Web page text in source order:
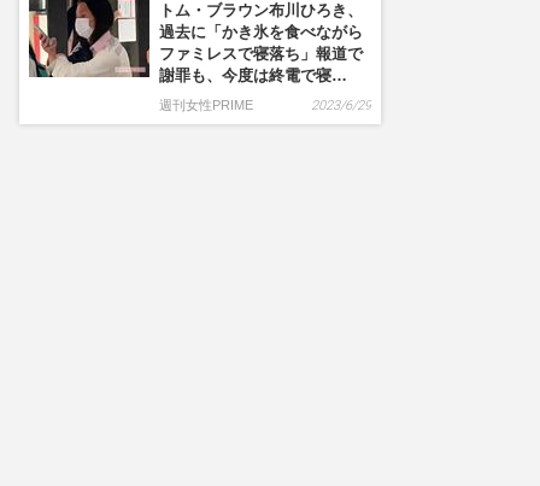
トム・ブラウン布川ひろき、
過去に「かき氷を食べながら
ファミレスで寝落ち」報道で
謝罪も、今度は終電で寝…
週刊女性PRIME 2023/6/29